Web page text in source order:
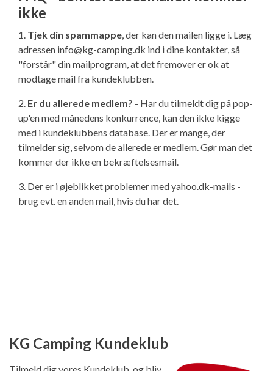
ikke
1. Tjek din spammappe , der kan den mailen ligge i. Læg
adressen info@kg-camping.dk ind i dine kontakter, så
"forstår" din mailprogram, at det fremover er ok at
modtage mail fra kundeklubben.
2. Er du allerede medlem? - Har du tilmeldt dig på pop-
up'en med månedens konkurrence, kan den ikke kigge
med i kundeklubbens database. Der er mange, der
tilmelder sig, selvom de allerede er medlem. Gør man det
kommer der ikke en bekræftelsesmail.
3. Der er i øjeblikket problemer med yahoo.dk-mails -
brug evt. en anden mail, hvis du har det.
KG Camping Kundeklub